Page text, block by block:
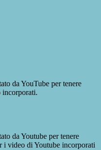
da YouTube per tenere
incorporati.
da Youtube per tenere
i video di Youtube incorporati